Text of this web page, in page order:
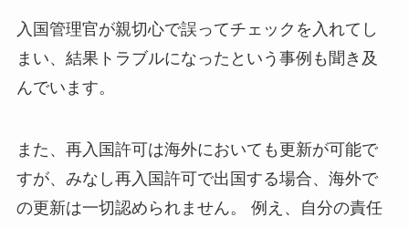
入国管理官が親切心で誤ってチェックを入れてし
まい、結果トラブルになったという事例も聞き及
んでいます。
また、再入国許可は海外においても更新が可能で
すが、みなし再入国許可で出国する場合、海外で
の更新は一切認められません。 例え、自分の責任